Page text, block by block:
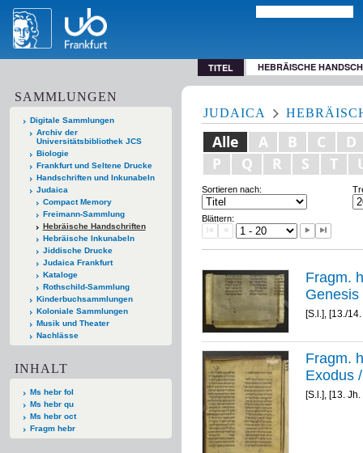
TITEL HEBRÄISCHE
SAMMLUNGEN
Digitale Sammlungen
Archiv der
Universitätsbibliothek JCS
Biologie
Frankfurt und Seltene Drucke
Handschriften und Inkunabeln
Judaica
Compact Memory
Freimann-Sammlung
Hebräische Handschriften
Hebräische Inkunabeln
Jiddische Drucke
Judaica Frankfurt
Kataloge
Rothschild-Sammlung
Kinderbuchsammlungen
Koloniale Sammlungen
Musik und Theater
Nachlässe
INHALT
Ms hebr fol
Ms hebr qu
Ms hebr oct
Fragm hebr
JUDAICA
Alle A B C
D
P
Q R S T
Sortieren nach:
Blättern:
Fragm.
[S.l.], [13./
Fragm.
[S.l.], [13. Jh.